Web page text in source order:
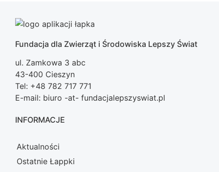
Fundacja dla Zwierząt i Środowiska Lepszy Świat
ul. Zamkowa 3 abc
43-400 Cieszyn
Tel: +48 782 717 771
E-mail: biuro -at- fundacjalepszyswiat.pl
INFORMACJE
Aktualności
Ostatnie Łappki